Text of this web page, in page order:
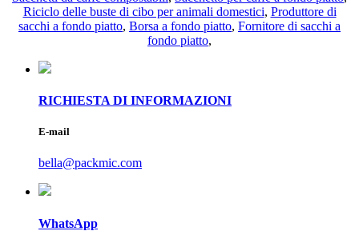
Riciclo delle buste di cibo per animali domestici, Produttore di
sacchi a fondo piatto, Borsa a fondo piatto, Fornitore di sacchi a
fondo piatto,
RICHIESTA DI INFORMAZIONI
E-mail
bella@packmic.com
WhatsApp